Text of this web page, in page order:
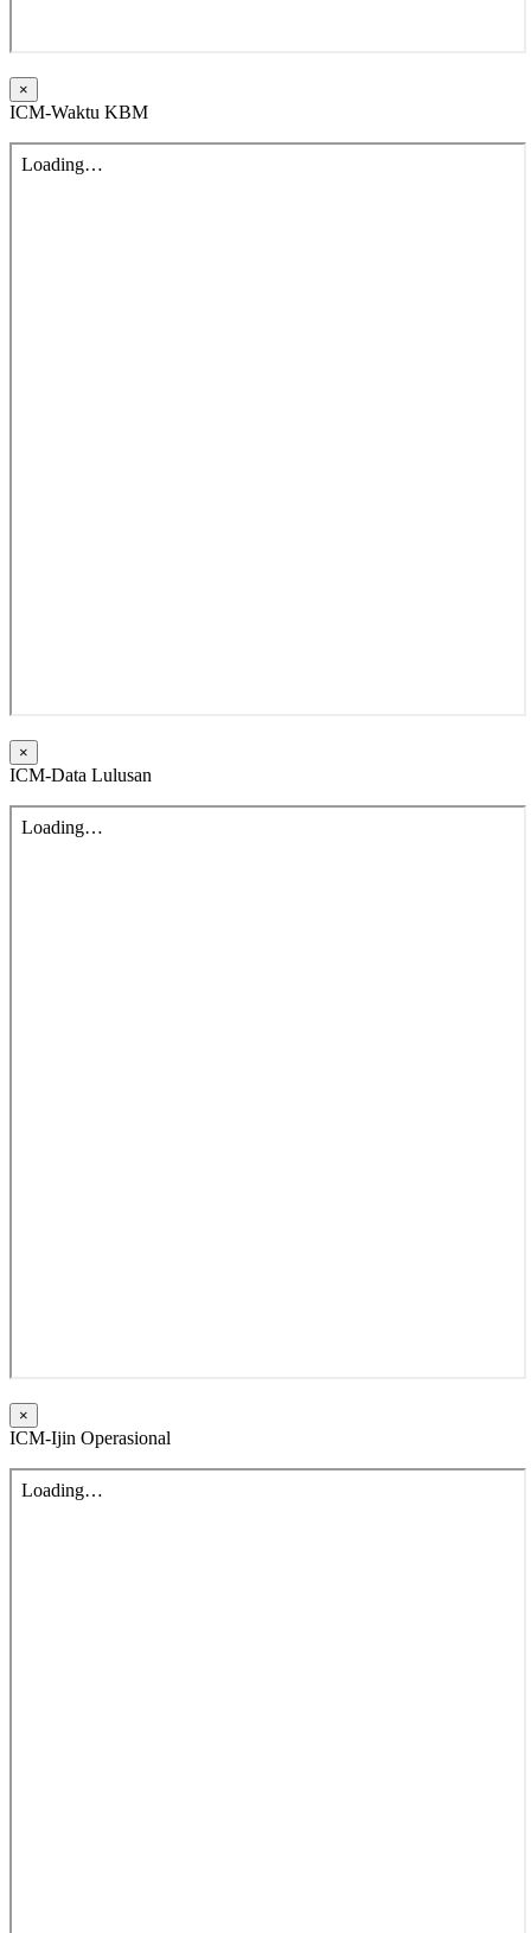
×
ICM-Waktu KBM
×
ICM-Data Lulusan
×
ICM-Ijin Operasional